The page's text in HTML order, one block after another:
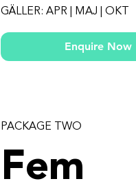
GÄLLER: APR | MAJ | OKT
Enquire Now
PACKAGE TWO
Fem